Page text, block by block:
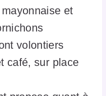
et
volontiers
café, sur place